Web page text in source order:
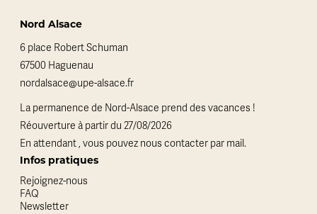
Nord Alsace
6 place Robert Schuman
67500 Haguenau
nordalsace@upe-alsace.fr
La permanence de Nord-Alsace prend des vacances !
Réouverture à partir du 27/08/2026
En attendant , vous pouvez nous contacter par mail.
Infos pratiques
Rejoignez-nous
FAQ
Newsletter